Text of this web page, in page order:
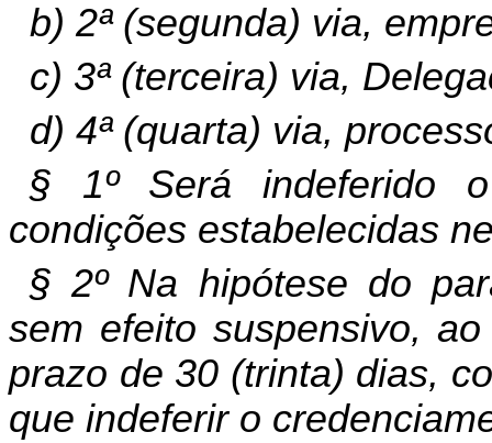
b) 2ª (segunda) via,
c) 3ª (terceira) via,
d) 4ª (quarta) via,
§ 1º Será indeferido
condições estabelecidas
§ 2º Na hipótese do
sem efeito suspensivo,
prazo de 30 (trinta) dias,
que indeferir o